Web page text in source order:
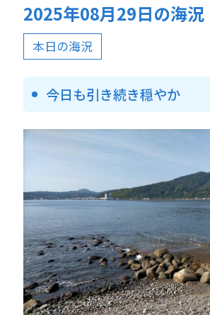
2025年08月29日の海況
本日の海況
今日も引き続き穏やか